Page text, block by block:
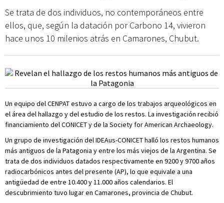
Se trata de dos individuos, no contemporáneos entre
ellos, que, según la datación por Carbono 14, vivieron
hace unos 10 milenios atrás en Camarones, Chubut.
Un equipo del CENPAT estuvo a cargo de los trabajos arqueológicos en
el área del hallazgo y del estudio de los restos. La investigación recibió
financiamiento del CONICET y de la Society for American Archaeology.
Un grupo de investigación del IDEAus-CONICET halló los restos humanos
más antiguos de la Patagonia y entre los más viejos de la Argentina. Se
trata de dos individuos datados respectivamente en 9200 y 9700 años
radiocarbónicos antes del presente (AP), lo que equivale a una
antigüedad de entre 10.400 y 11.000 años calendarios. El
descubrimiento tuvo lugar en Camarones, provincia de Chubut.